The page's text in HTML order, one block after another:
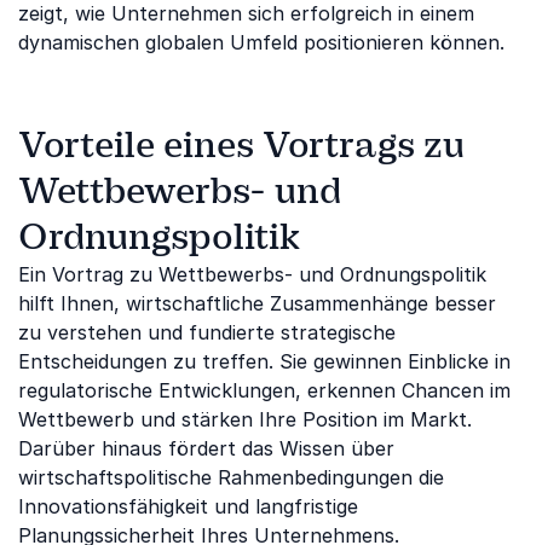
zeigt, wie Unternehmen sich erfolgreich in einem
dynamischen globalen Umfeld positionieren können.
Vorteile eines Vortrags zu
Wettbewerbs- und
Ordnungspolitik
Ein Vortrag zu Wettbewerbs- und Ordnungspolitik
hilft Ihnen, wirtschaftliche Zusammenhänge besser
zu verstehen und fundierte strategische
Entscheidungen zu treffen. Sie gewinnen Einblicke in
regulatorische Entwicklungen, erkennen Chancen im
Wettbewerb und stärken Ihre Position im Markt.
Darüber hinaus fördert das Wissen über
wirtschaftspolitische Rahmenbedingungen die
Innovationsfähigkeit und langfristige
Planungssicherheit Ihres Unternehmens.